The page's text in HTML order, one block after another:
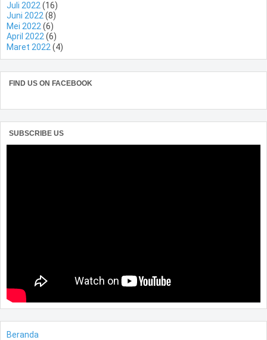
Juli 2022 (16)
Juni 2022(8)
Mei 2022 (6)
April 2022(6)
Maret 2022 (4)
FIND US ON FACEBOOK
SUBSCRIBE US
Beranda